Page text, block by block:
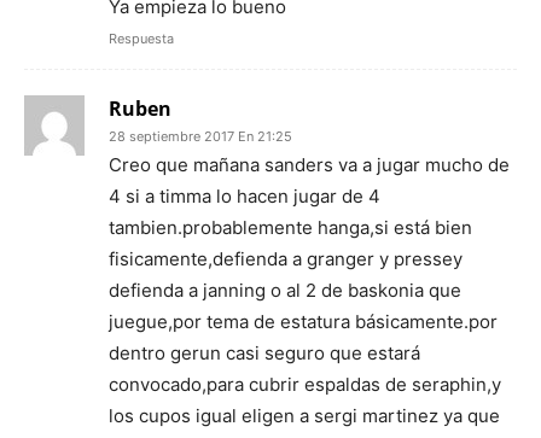
Ya empieza lo bueno
Respuesta
Ruben
28 septiembre 2017 En 21:25
Creo que mañana sanders va a jugar mucho de
4 si a timma lo hacen jugar de 4
tambien.probablemente hanga,si está bien
fisicamente,defienda a granger y pressey
defienda a janning o al 2 de baskonia que
juegue,por tema de estatura básicamente.por
dentro gerun casi seguro que estará
convocado,para cubrir espaldas de seraphin,y
los cupos igual eligen a sergi martinez ya que